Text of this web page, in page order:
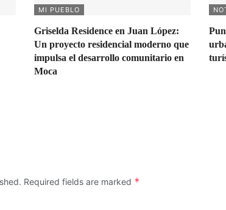
MI PUEBLO
Griselda Residence en Juan López:
Un proyecto residencial moderno que
impulsa el desarrollo comunitario en
Moca
Required fields are marked *